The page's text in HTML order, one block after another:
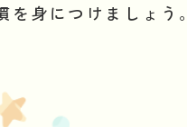
身につけましょう。